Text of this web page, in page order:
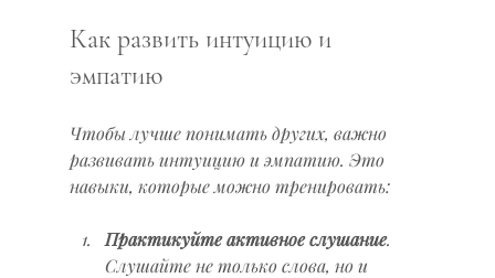
Как развить интуицию и
эмпатию
Чтобы лучше понимать других, важно
развивать интуицию и эмпатию. Это
навыки, которые можно тренировать:
Практикуйте активное слушание.
Слушайте не только слова, но и